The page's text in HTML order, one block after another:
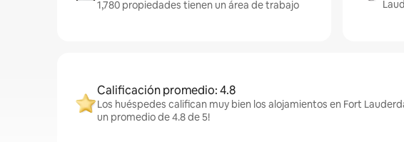
1,780 propiedades tienen un área de trabajo
Calificación promedio: 4.8
Los huéspedes califican muy bien los alojamientos en Fort
un promedio de 4.8 de 5!